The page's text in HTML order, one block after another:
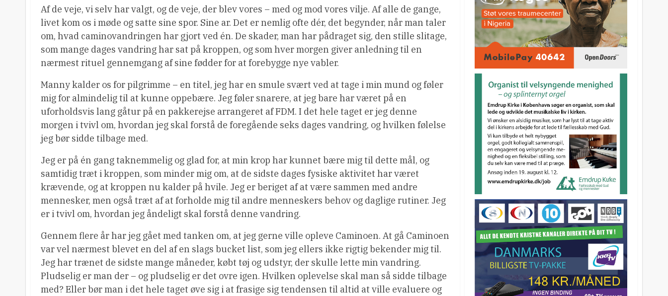
Af de veje, vi selv har valgt, og de veje, der blev vores – med og mod vores vilje. Af alle de gange,
livet kom os i møde og satte sine spor. Sine ar. Det er nemlig ofte dér, det begynder, når man taler
om, hvad caminovandringen har gjort ved én. De skader, man har pådraget sig, den stille slitage,
som mange dages vandring har sat på kroppen, og som hver morgen giver anledning til en
nærmest rituel gennemgang af sine fødder for at forebygge nye vabler.
Manny kalder os for pilgrimme – en titel, jeg har en smule svært ved at tage i min mund og føler
mig for almindelig til at kunne oppebære. Jeg føler snarere, at jeg bare har været på en
uforholdsvis lang gåtur på en pakkerejse arrangeret af FDM. I det hele taget er jeg denne
morgen i tvivl om, hvordan jeg skal forstå de foregående seks dages vandring, og hvilken følelse
jeg bør sidde tilbage med.
Jeg er på én gang taknemmelig og glad for, at min krop har kunnet bære mig til dette mål, og
samtidig træt i kroppen, som minder mig om, at de sidste dages fysiske aktivitet har været
krævende, og at kroppen nu kalder på hvile. Jeg er beriget af at være sammen med andre
mennesker, men også træt af at forholde mig til andre menneskers behov og daglige rutiner. Jeg
er i tvivl om, hvordan jeg åndeligt skal forstå denne vandring.
Gennem flere år har jeg gået med tanken om, at jeg gerne ville opleve Caminoen. At gå Caminoen
var vel nærmest blevet en del af en slags bucket list, som jeg ellers ikke rigtig bekender mig til.
Jeg har trænet de sidste mange måneder, købt tøj og udstyr, der skulle lette min vandring.
Pludselig er man der – og pludselig er det ovre igen. Hvilken oplevelse skal man så sidde tilbage
med? Eller bør man i det hele taget øve sig i at frasige sig tendensen til altid at ville evaluere og